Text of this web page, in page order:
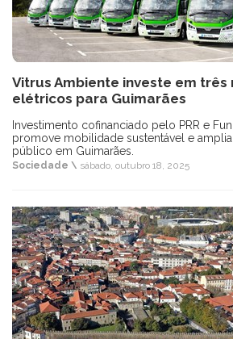
Vitrus Ambiente investe em três
elétricos para Guimarães
Investimento cofinanciado pelo PRR e
promove mobilidade sustentável e
público em Guimarães.
Sociedade \ sábado, outubro 18, 2025